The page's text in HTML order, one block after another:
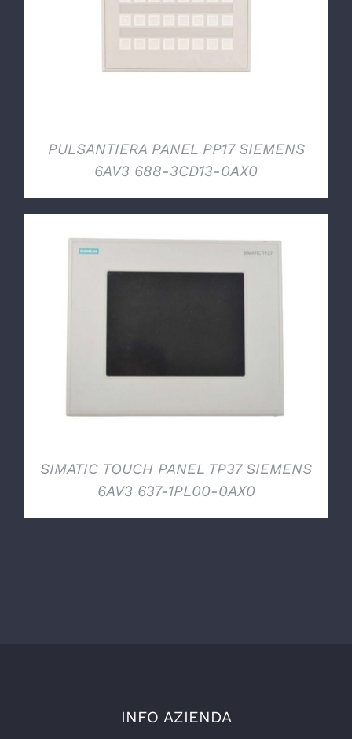
PULSANTIERA PANEL PP17 SIEMENS
6AV3 688-3CD13-0AX0
SIMATIC TOUCH PANEL TP37 SIEMENS
6AV3 637-1PL00-0AX0
INFO AZIENDA